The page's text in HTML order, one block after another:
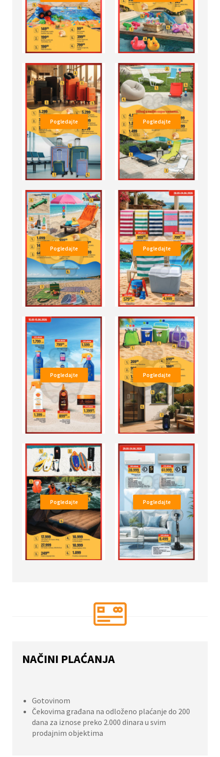
Pogledajte Pogledajte
Pogledajte Pogledajte
Pogledajte Pogledajte
Pogledajte Pogledajte
NAČINI PLAĆANJA
Gotovinom
Čekovima građana na odloženo plaćanje do 200
dana za iznose preko 2.000 dinara u svim
prodajnim objektima